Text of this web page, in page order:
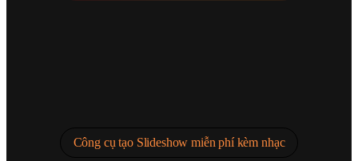
Công cụ tạo Slideshow miễn phí kèm nhạc